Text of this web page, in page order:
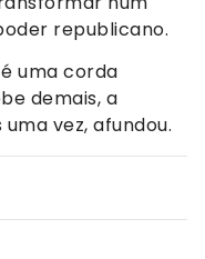
republicano.
uma corda
demais, a
vez, afundou.